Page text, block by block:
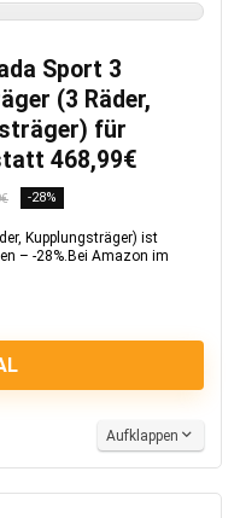
Sport 3
(3 Räder,
für
468,99€
-28%
Kupplungsträger) ist
– -28%.Bei Amazon im
Aufklappen